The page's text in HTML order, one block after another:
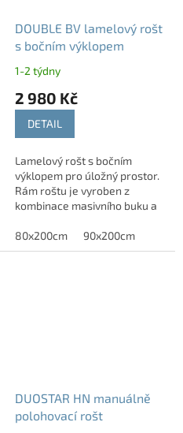
DOUBLE BV lamelový rošt
s bočním výklopem
1-2 týdny
2 980 Kč
DETAIL
Lamelový rošt s bočním
výklopem pro úložný prostor.
Rám roštu je vyroben z
kombinace masivního buku a
Rozměry roštu lze upravit
podle vašich potřeb,...
80x200cm 90x200cm
DUOSTAR HN manuálně
polohovací rošt